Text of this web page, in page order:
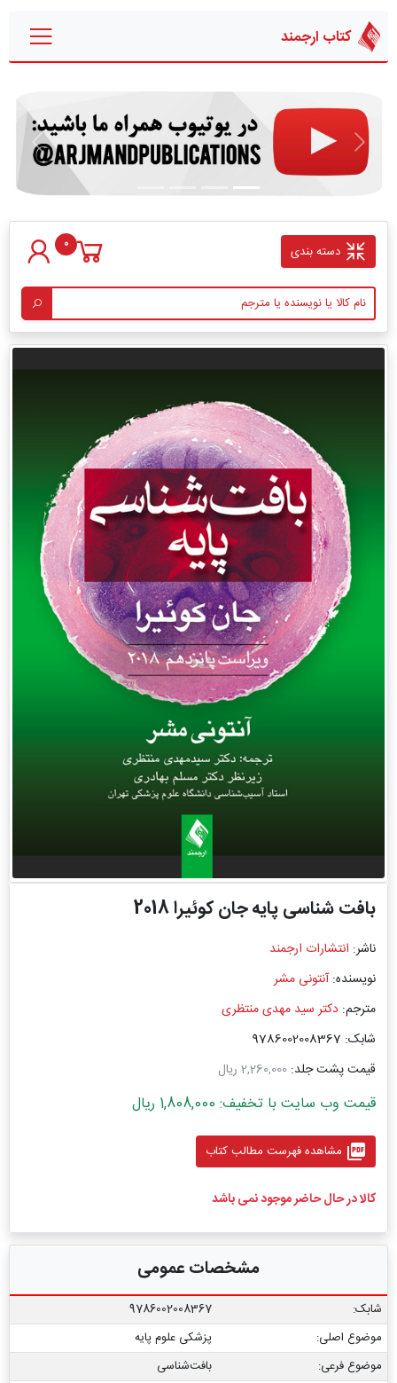
کتاب ارجمند
قبلی بعدی
دسته بندی 0
بافت‌ شناسی پایه جان کوئیرا 2018
ناشر: انتشارات ارجمند
نویسنده:آنتونی مشر
مترجم: دکتر سید مهدی منتظری
شابک: 9786002008367
قیمت پشت جلد: 2,260,000 ریال
قیمت وب سایت با تخفیف: 1,808,000 ریال
picture_as_pdf مشاهده فهرست مطالب کتاب
کالا در حال حاضر موجود نمی باشد
مشخصات عمومی
شابک:
9786002008367
موضوع اصلی:
پزشکی علوم پایه
موضوع فرعی:
بافت‌شناسی